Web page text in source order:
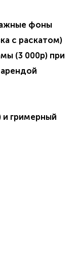
фоны
с раскатом)
(3 000р) при
и гримерный